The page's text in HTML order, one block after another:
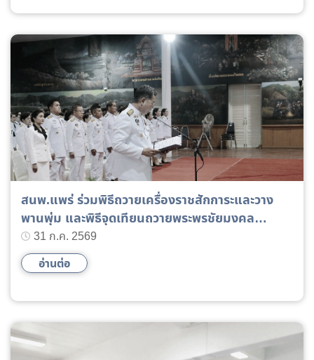
สนพ.แพร่ ร่วมพิธีถวายเครื่องราชสักการะและวาง
พานพุ่ม และพิธีจุดเทียนถวายพระพรชัยมงคล
เฉลิมพระเกียรติพระบาทสมเด็จพระเจ้าอยู่หัว
31 ก.ค. 2569
อ่านต่อ